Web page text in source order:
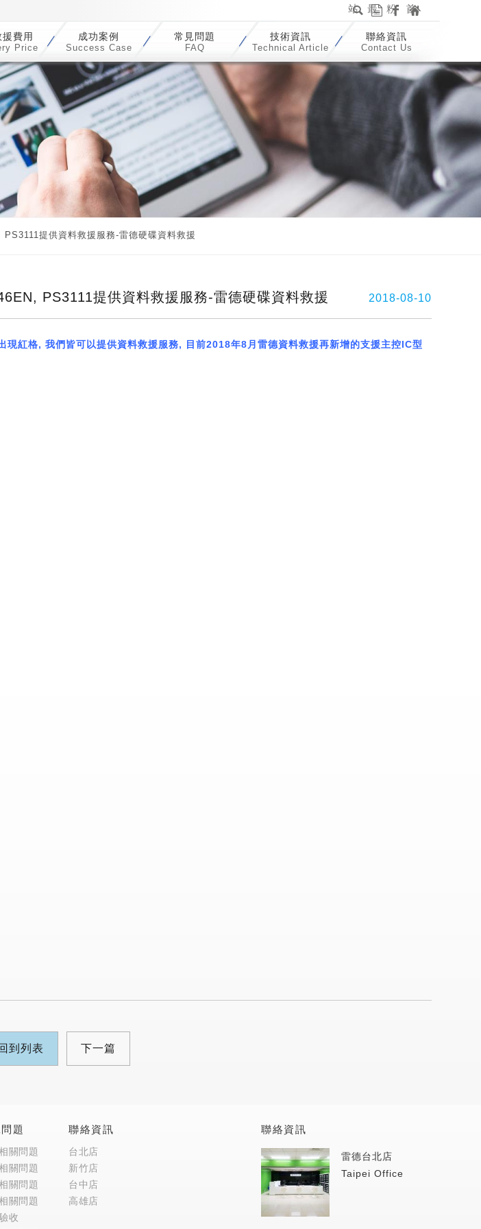
站
尋
最
消
息
粉
專
頁
首
費用
Price
成功案例
Success Case
常見問題
FAQ
技術資訊
Technical Article
聯絡資訊
Contact Us
提供資料救援服務-雷德硬碟資料救援
PS3111提供資料救援服務-雷德硬碟資料救援 2018-08-10
現紅格, 我們皆可以提供資料救援服務, 目前2018年8 月雷德資料救援再新增的支援主控IC型
到列表 下一篇
題
關問題
關問題
關問題
關問題
收
聯絡資訊
台北店
新竹店
台中店
高雄店
聯絡資訊
雷德台北店
Taipei Office